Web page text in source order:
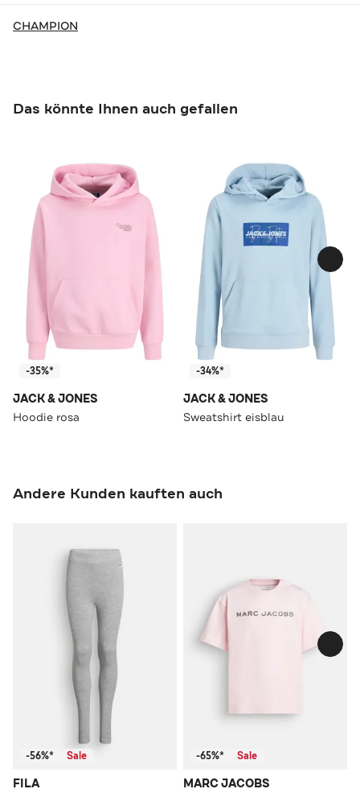
CHAMPION
Das könnte Ihnen auch gefallen
-35%*
JACK & JONES
Hoodie rosa
-34%*
JACK & JONES
Sweatshirt eisblau
Andere Kunden kauften auch
-56%* Sale
FILA
-65%* Sale
MARC JACOBS